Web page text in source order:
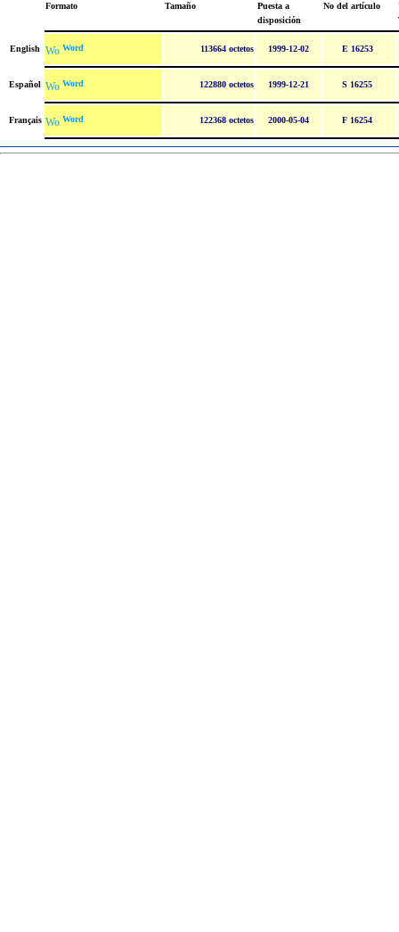
Formato Tamaño
Puesta a
disposición
No del artículo
English Word 113664 octetos 1999-12-02 E 16253
Español Word 122880 octetos 1999-12-21 S 16255
Français Word 122368 octetos 2000-05-04 F 16254